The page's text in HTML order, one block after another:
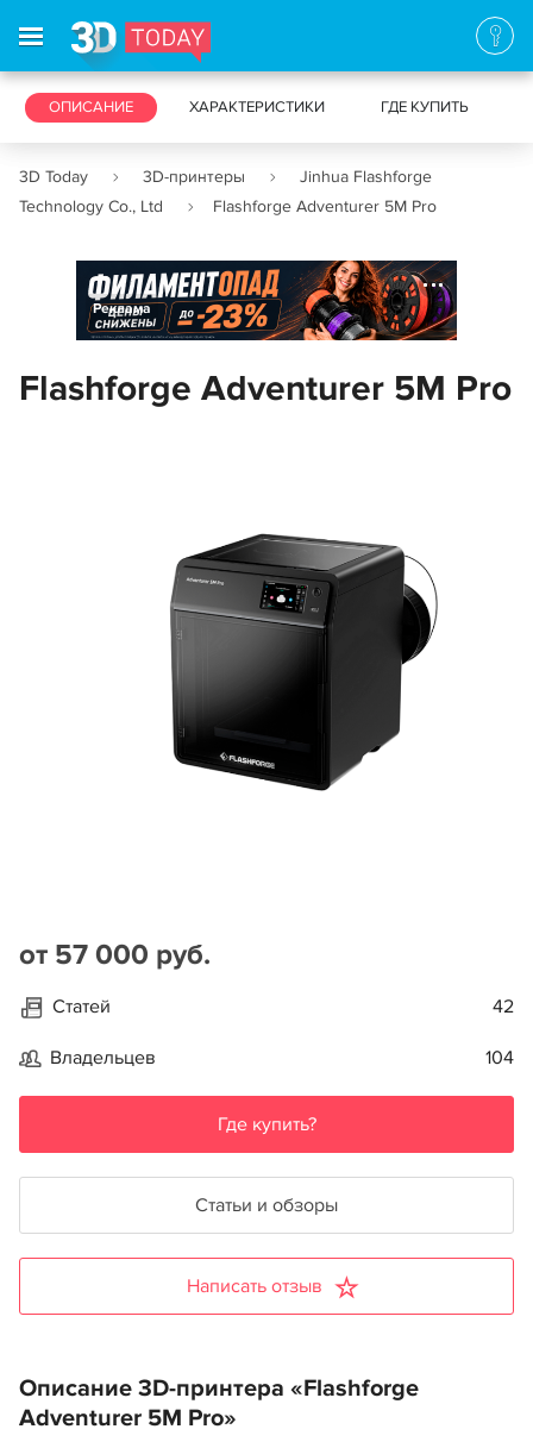
3D-ПРИНТЕРЫ 3D-СКАНЕРЫ
ОПИСАНИЕ ХАРАКТЕРИСТИКИ ГДЕ КУПИТЬ
3D Today 3D-принтеры
Jinhua Flashforge
Technology Co., Ltd
Flashforge Adventurer 5M Pro
Реклама
Flashforge Adventurer 5M Pro
от 57 000 руб.
Статей 42
Владельцев 104
Где купить?
Статьи и обзоры
Написать отзыв
Описание 3D-принтера «Flashforge
Adventurer 5M Pro»